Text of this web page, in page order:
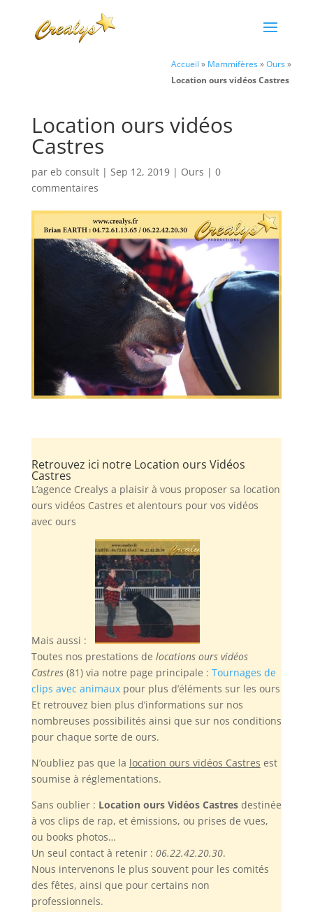
Accueil » Mammifères»Ours»
Location ours vidéos Castres
Location ours vidéos
Castres
par eb consult| Sep 12, 2019| Ours | 0
commentaires
Retrouvez ici notre Location ours Vidéos
Castres
L’agence Crealys a plaisir à vous proposer sa location
ours vidéos Castres et alentours pour vos vidéos
avec ours
Mais aussi :
Toutes nos prestations de locations ours vidéos
Castres(81) via notre page principale : Tournages de
clips avec animauxpour plus d’éléments sur les ours
Et retrouvez bien plus d’informations sur nos
nombreuses possibilités ainsi que sur nos conditions
pour chaque sorte de ours.
N’oubliez pas que la location ours vidéos Castres est
soumise à réglementations.
Sans oublier : Location ours Vidéos Castresdestinée
à vos clips de rap, et émissions, ou prises de vues,
ou books photos…
Un seul contact à retenir : 06.22.42.20.30.
Nous intervenons le plus souvent pour les comités
des fêtes, ainsi que pour certains non
professionnels.